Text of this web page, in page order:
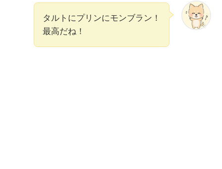
タルトにプリンにモンブラン！
最高だね！